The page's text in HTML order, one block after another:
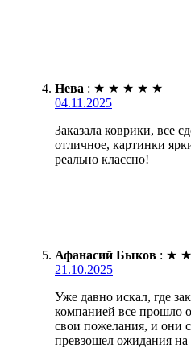
Нева : ★ ★ ★ ★ ★
04.11.2025
Заказала коврики, все
отличное, картинки
реально классно!
Афанасий Быков : ★ ★
21.10.2025
Уже давно искал, где
компанией все прошло
свои пожелания, и они
превзошел ожидания на